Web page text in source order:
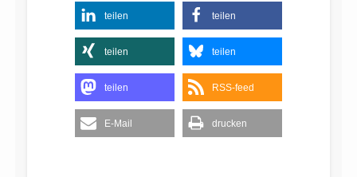
teilen teilen
teilen teilen
teilen RSS-feed
E-Mail drucken